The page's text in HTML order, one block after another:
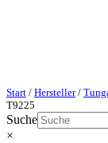
Start / Hersteller/
T9225
Suche
×